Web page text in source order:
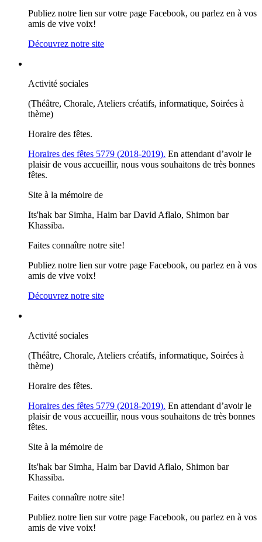
Publiez notre lien sur votre page Facebook, ou parlez en à vos
amis de vive voix!
Découvrez notre site
Activité sociales
(Théâtre, Chorale, Ateliers créatifs, informatique, Soirées à
thème)
Horaire des fêtes.
Horaires des fêtes 5779 (2018-2019). En attendant d’avoir le
plaisir de vous accueillir, nous vous souhaitons de très bonnes
fêtes.
Site à la mémoire de
Its'hak bar Simha, Haim bar David Aflalo, Shimon bar
Khassiba.
Faites connaître notre site!
Publiez notre lien sur votre page Facebook, ou parlez en à vos
amis de vive voix!
Découvrez notre site
Activité sociales
(Théâtre, Chorale, Ateliers créatifs, informatique, Soirées à
thème)
Horaire des fêtes.
Horaires des fêtes 5779 (2018-2019). En attendant d’avoir le
plaisir de vous accueillir, nous vous souhaitons de très bonnes
fêtes.
Site à la mémoire de
Its'hak bar Simha, Haim bar David Aflalo, Shimon bar
Khassiba.
Faites connaître notre site!
Publiez notre lien sur votre page Facebook, ou parlez en à vos
amis de vive voix!